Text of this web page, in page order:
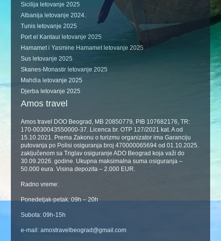
Sicilija letovanje 2025
Albanija letovanje 2024.
Tunis letovanje 2025
Port el Kantaui letovanje 2025
Hamamet i Yasmine Hamamet letovanje 2025
Sus letovanje 2025
Skanes-Monastir letovanje 2025
Mahdia letovanje 2025
Djerba letovanje 2025
Amos travel
Amos travel DOO Beograd, MB 20850779, PIB 107682176, TR:
170-0030043550000-37. Licenca br. OTP 127/2021 kat. A od
15.10.2021. Prema Zakonu o turizmu organizator ima Garanciju
putovanja po Polisi osiguranja broj 470000065694 od 01.10.2025.
zaključenom sa Triglav osiguranje ADO Beograd koja važi do
30.09.2026. godine. Ukupna maksimalna suma osiguranja –
50.000 eura. Visina depozita – 2.000 EUR.
Radno vreme:
Ponedeljak-petak: 09h – 20h
Subota: 09h-15h
e-mail: amostravelbeograd@gmail.com